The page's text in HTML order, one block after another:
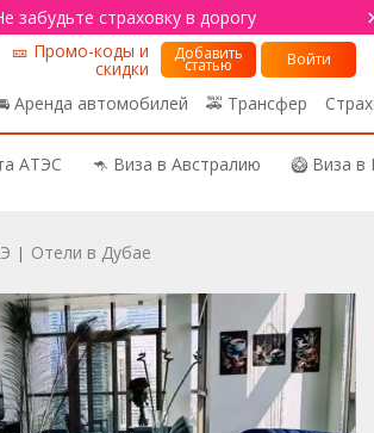
забудьте страховку в дорогу
Аренда автомобилей 🚕 Трансфер
🎫 Промо-коды и
скидки
Добавить
статью Войти
АТЭС 🦘 Виза в Австралию 🥝 Виза
| Отели в Дубае